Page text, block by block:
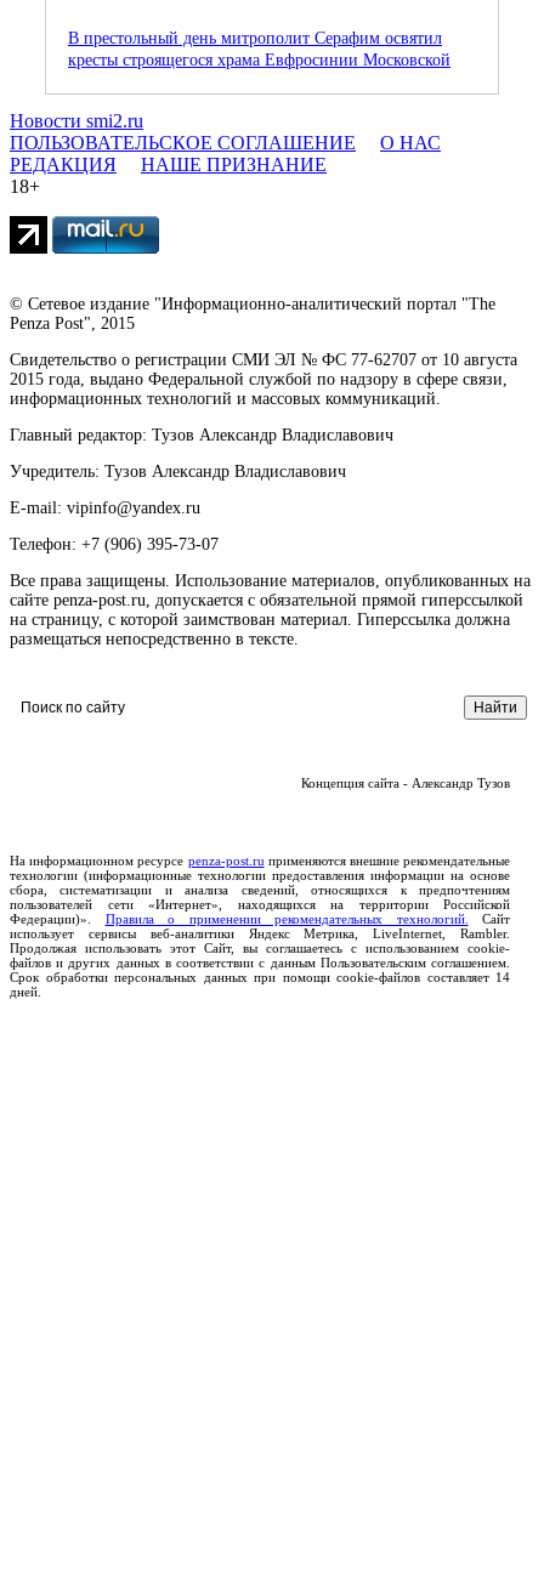
В престольный день митрополит Серафим освятил
кресты строящегося храма Евфросинии Московской
Новости smi2.ru
ПОЛЬЗОВАТЕЛЬСКОЕ СОГЛАШЕНИЕ
О НАС
РЕДАКЦИЯ
НАШЕ ПРИЗНАНИЕ
18+
© Сетевое издание "Информационно-аналитический портал "The
Penza Post", 2015
Свидетельство о регистрации СМИ ЭЛ № ФС 77-62707 от 10 августа
2015 года, выдано Федеральной службой по надзору в сфере связи,
информационных технологий и массовых коммуникаций.
Главный редактор: Тузов Александр Владиславович
Учредитель: Тузов Александр Владиславович
E-mail: vipinfo@yandex.ru
Телефон: +7 (906) 395-73-07
Все права защищены. Использование материалов, опубликованных на
сайте penza-post.ru, допускается с обязательной прямой гиперссылкой
на страницу, с которой заимствован материал. Гиперссылка должна
размещаться непосредственно в тексте.
Концепция сайта - Александр Тузов
На информационном ресурсе penza-post.ru применяются внешние рекомендательные
технологии (информационные технологии предоставления информации на основе
сбора, систематизации и анализа сведений, относящихся к предпочтениям
пользователей сети «Интернет», находящихся на территории Российской
Федерации)». Правила о применении рекомендательных технологий.
Сайт
использует сервисы веб-аналитики Яндекс Метрика, LiveInternet, Rambler.
Продолжая использовать этот Сайт, вы соглашаетесь с использованием cookie-
файлов и других данных в соответствии с данным Пользовательским соглашением.
Срок обработки персональных данных при помощи cookie-файлов составляет 14
дней.